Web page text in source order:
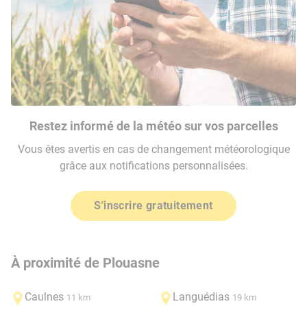
Restez informé de la météo sur vos parcelles
Vous êtes avertis en cas de changement météorologique
grâce aux notifications personnalisées.
S'inscrire gratuitement
À proximité de Plouasne
Caulnes 11 km Languédias 19 km